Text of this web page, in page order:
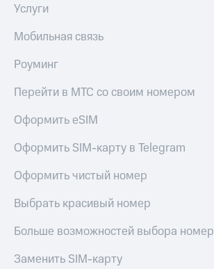
Услуги
Мобильная связь
Роуминг
Перейти в МТС со своим номером
Оформить eSIM
Оформить SIM-карту в Telegram
Оформить чистый номер
Выбрать красивый номер
Больше возможностей выбора
Заменить SIM-карту